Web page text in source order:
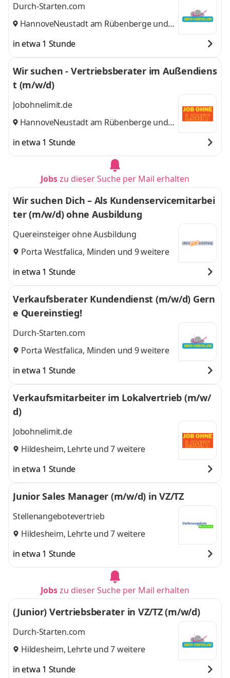
Durch-Starten.com
Hannover,
Neustadt am Rübenbergeund 9
in etwa 1 Stunde
Wir suchen - Vertriebsberater im Außendiens
t (m/w/d)
Jobohnelimit.de
Hannover,
Neustadt am Rübenbergeund 9
in etwa 1 Stunde
Jobszu dieser Suche per Mail erhalten
Wir suchen Dich – Als Kundenservicemitarbei
ter (m/w/d) ohne Ausbildung
Quereinsteiger ohne Ausbildung
Porta Westfalica, Minden und 9 weitere
in etwa 1 Stunde
Verkaufsberater Kundendienst (m/w/d) Gern
e Quereinstieg!
Durch-Starten.com
Porta Westfalica, Minden und 9 weitere
in etwa 1 Stunde
Verkaufsmitarbeiter im Lokalvertrieb (m/w/
d)
Jobohnelimit.de
Hildesheim, Lehrteund 7 weitere
in etwa 1 Stunde
Junior Sales Manager (m/w/d) in VZ/TZ
Stellenangebotevertrieb
Hildesheim, Lehrteund 7 weitere
in etwa 1 Stunde
Jobszu dieser Suche per Mail erhalten
(Junior) Vertriebsberater in VZ/TZ (m/w/d)
Durch-Starten.com
Hildesheim, Lehrteund 7 weitere
in etwa 1 Stunde